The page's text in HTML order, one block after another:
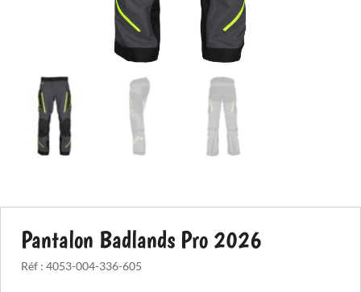
Pantalon Badlands Pro 2026
Réf : 4053-004-336-605